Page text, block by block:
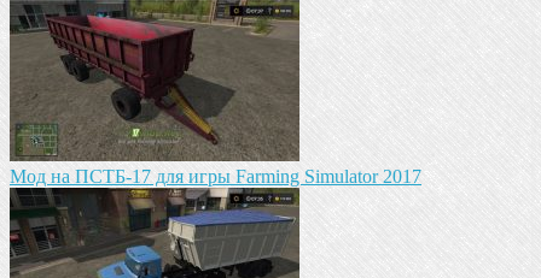
Мод на ПСТБ-17 для игры Farming Simulator 2017